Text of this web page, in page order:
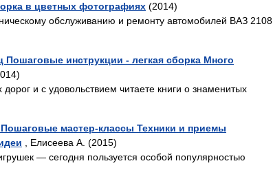
в цветных фотографиях (2014)
обслуживанию и ремонту автомобилей ВАЗ 2108
инструкции - легкая сборка Много
и с удовольствием читаете книги о знаменитых
мастер-классы Техники и приемы
, Елисеева А. (2015)
— сегодня пользуется особой популярностью